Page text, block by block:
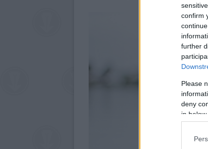
confirm
further
Please
deny
in